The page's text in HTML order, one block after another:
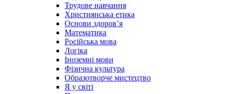
Трудове навчання
Християнська етика
Основи здоров’я
Математика
Російська мова
Логіка
Іноземні мови
Фізична культура
Образотворче мистецтво
Я у світі